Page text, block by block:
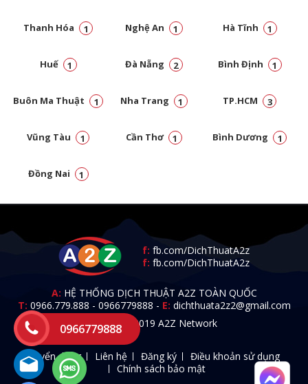
Thanh Hóa 1 Nghệ An 1 Hà Tĩnh 1
Huế 1 Đà Nẵng 2 Bình Định 1
Buôn Ma Thuật 1 Nha Trang 1 TP.HCM 3
Vũng Tàu 1 Cần Thơ 1 Bình Dương 1
Đồng Nai 1
f: fb.com/DichThuatA2z
f: fb.com/DichThuatA2z
A: HỆ THỐNG DỊCH THUẬT A2Z TOÀN QUỐC
T: 0966.779.888 - 0966779888 - E: dichthuata2z2@gmail.com
© 2009 - 2019 A2Z Network
Tuyển dụng Liên hệ Đăng ký
Điều khoản sử dụng
Chính sách bảo mật
0966779888